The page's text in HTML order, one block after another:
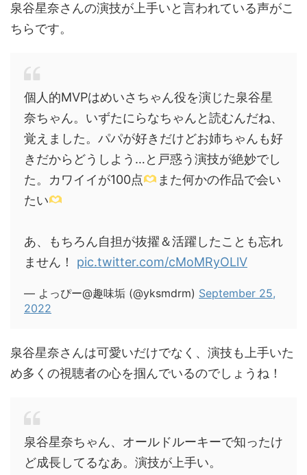
泉谷星奈さんの演技が上手いと言われている声がこ
ちらです。
個人的MVPはめいさちゃん役を演じた泉谷星
奈ちゃん。いずたにらなちゃんと読むんだね、
覚えました。パパが好きだけどお姉ちゃんも好
きだからどうしよう…と戸惑う演技が絶妙でし
た。カワイイが100点
また何かの作品で会い
たい
あ、もちろん自担が抜擢＆活躍したことも忘れ
ません！ pic.twitter.com/cMoMRyOLlV
— よっぴー@趣味垢 (@yksmdrm) September 25,
2022
泉谷星奈さんは可愛いだけでなく、演技も上手いた
め多くの視聴者の心を掴んでいるのでしょうね！
泉谷星奈ちゃん、オールドルーキーで知ったけ
ど成長してるなあ。演技が上手い。